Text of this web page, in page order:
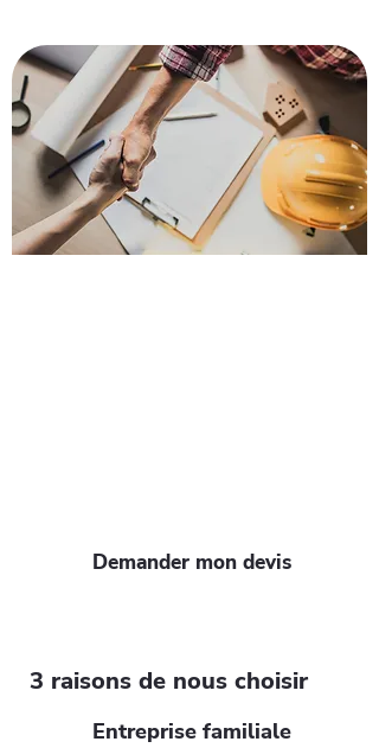
Demander mon devis
3 raisons de nous choisir
Entreprise familiale